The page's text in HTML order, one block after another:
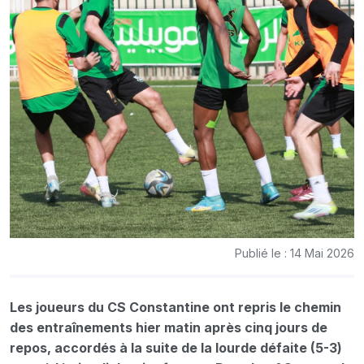
Publié le : 14 Mai 2026
Les joueurs du CS Constantine ont repris le chemin
des entraînements hier matin après cinq jours de
repos, accordés à la suite de la lourde défaite (5-3)